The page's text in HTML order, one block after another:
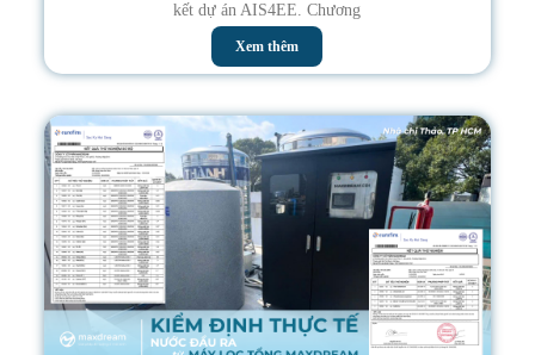
kết dự án AIS4EE. Chương
Xem thêm